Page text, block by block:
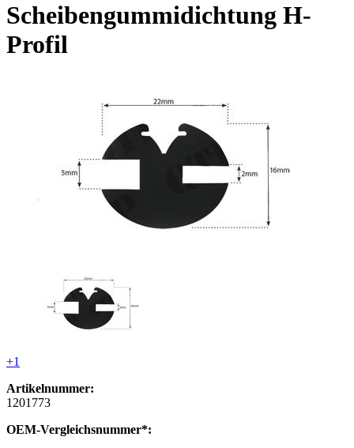
Scheibengummidichtung H-
Profil
+1
Artikelnummer:
1201773
OEM-Vergleichsnummer*: